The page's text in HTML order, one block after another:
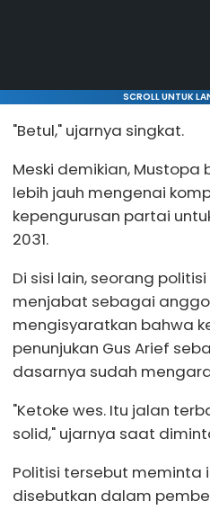
SCROLL UNTUK
"Betul," ujarnya singkat.
Meski demikian, Mustopa
lebih jauh mengenai
kepengurusan partai
2031.
Di sisi lain, seorang politisi
menjabat sebagai
mengisyaratkan bahwa
penunjukan Gus Arief
dasarnya sudah
"Ketoke wes. Itu jalan
solid," ujarnya saat
Politisi tersebut
disebutkan dalam